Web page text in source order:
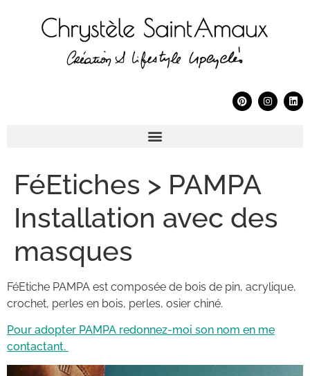
FéEtiches > PAMPA
Installation avec des
masques
FéEtiche PAMPA est composée de bois de pin, acrylique,
crochet, perles en bois, perles, osier chiné.
Pour adopter PAMPA redonnez-moi son nom en me
contactant.